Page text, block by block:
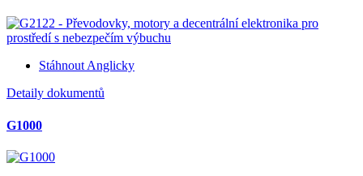
Stáhnout Anglicky
Detaily dokumentů
G1000